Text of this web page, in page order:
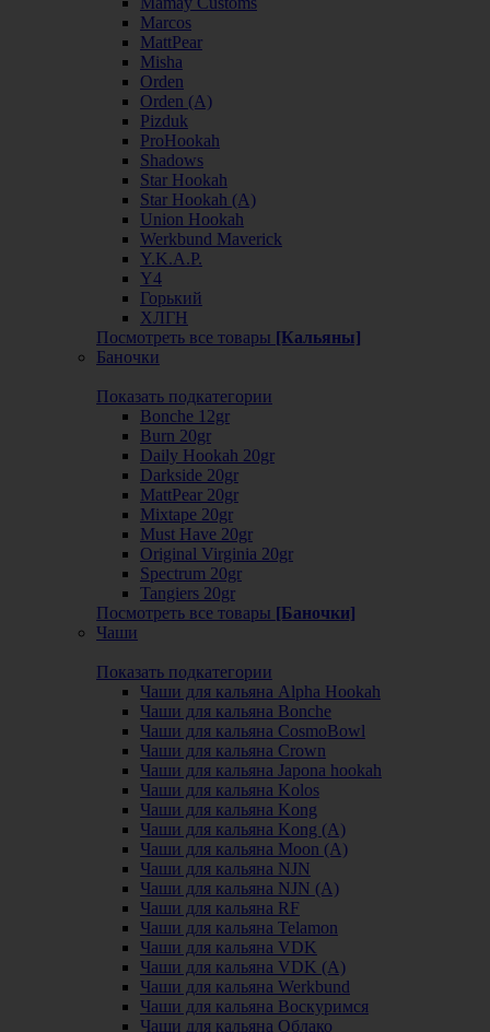
Marcos
MattPear
Misha
Orden
Orden (А)
Pizduk
ProHookah
Shadows
Star Hookah
Star Hookah (А)
Union Hookah
Werkbund Maverick
Y.K.A.P.
Y4
Горький
ХЛГН
Посмотреть все товары [Кальяны]
Баночки
Показать подкатегории
Bonche 12gr
Burn 20gr
Daily Hookah 20gr
Darkside 20gr
MattPear 20gr
Mixtape 20gr
Must Have 20gr
Original Virginia 20gr
Spectrum 20gr
Tangiers 20gr
Посмотреть все товары [Баночки]
Чаши
Показать подкатегории
Чаши для кальяна Alpha Hookah
Чаши для кальяна Bonche
Чаши для кальяна CosmoBowl
Чаши для кальяна Crown
Чаши для кальяна Japona hookah
Чаши для кальяна Kolos
Чаши для кальяна Kong
Чаши для кальяна Kong (A)
Чаши для кальяна Moon (А)
Чаши для кальяна NJN
Чаши для кальяна NJN (А)
Чаши для кальяна RF
Чаши для кальяна Telamon
Чаши для кальяна VDK
Чаши для кальяна VDK (А)
Чаши для кальяна Werkbund
Чаши для кальяна Воскуримся
Чаши для кальяна Облако